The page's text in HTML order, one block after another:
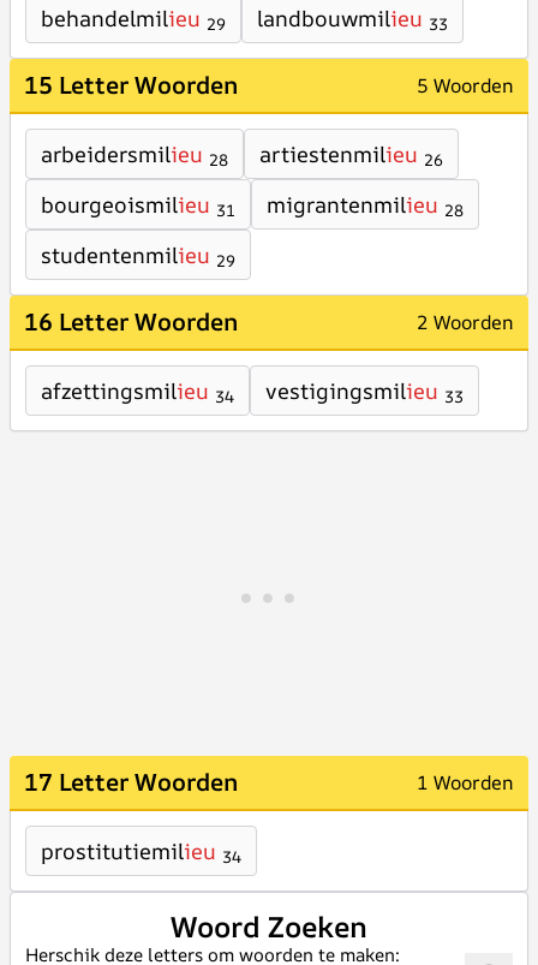
behandelmilieu 29 landbouwmilieu 33
15 Letter Woorden 5 Woorden
arbeidersmilieu 28 artiestenmilieu 26
bourgeoismilieu 31 migrantenmilieu 28
studentenmilieu 29
16 Letter Woorden 2 Woorden
afzettingsmilieu 34 vestigingsmilieu 33
17 Letter Woorden 1 Woorden
prostitutiemilieu 34
Woord Zoeken
Herschik deze letters om woorden te maken: